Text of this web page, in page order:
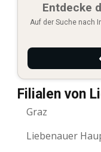
Entdecke
Auf der Suche nach
Filialen von
Graz
Liebenauer